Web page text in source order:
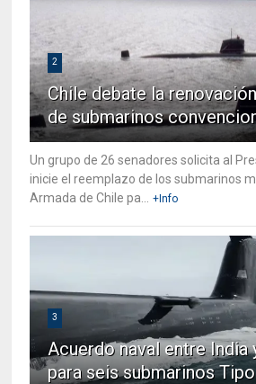
2
Chile debate la
de submarinos
Un grupo de 26 senadores solicita al
inicie el reemplazo de los submarinos
Armada de Chile pa...
+Info
3
Acuerdo naval entre India
para seis submarinos